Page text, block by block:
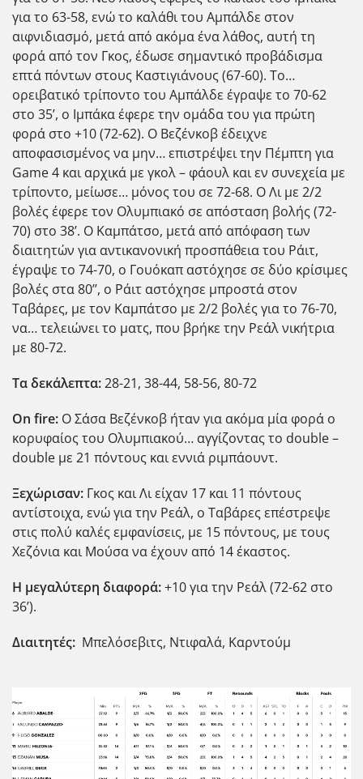
για το 63-58, ενώ το καλάθι του Αμπάλδε στον
αιφνιδιασμό, μετά από ακόμα ένα λάθος, αυτή τη
φορά από τον Γκος, έδωσε σημαντικό προβάδισμα
επτά πόντων στους Καστιγιάνους (67-60). Το…
ορειβατικό τρίποντο του Αμπάλδε έγραψε το 70-62
στο 35’, ο Ιμπάκα έφερε την ομάδα του για πρώτη
φορά στο +10 (72-62). Ο Βεζένκοβ έδειχνε
αποφασισμένος να μην… επιστρέψει την Πέμπτη για
Game 4 και αρχικά με γκολ – φάουλ και εν συνεχεία με
τρίποντο, μείωσε… μόνος του σε 72-68. Ο Λι με 2/2
βολές έφερε τον Ολυμπιακό σε απόσταση βολής (72-
70) στο 38’. Ο Καμπάτσο, μετά από απόφαση των
διαιτητών για αντικανονική προσπάθεια του Ράιτ,
έγραψε το 74-70, ο Γουόκαπ αστόχησε σε δύο κρίσιμες
βολές στα 80’’, ο Ράιτ αστόχησε μπροστά στον
Ταβάρες, με τον Καμπάτσο με 2/2 βολές για το 76-70,
να… τελειώνει το ματς, που βρήκε την Ρεάλ νικήτρια
με 80-72.
Τα δεκάλεπτα:28-21, 38-44, 58-56, 80-72
Οn fire: Ο Σάσα Βεζένκοβ ήταν για ακόμα μία φορά ο
κορυφαίος του Ολυμπιακού… αγγίζοντας το double –
double με 21 πόντους και εννιά ριμπάουντ.
Ξεχώρισαν: Γκος και Λι είχαν 17 και 11 πόντους
αντίστοιχα, ενώ για την Ρεάλ, ο Ταβάρες επέστρεψε
στις πολύ καλές εμφανίσεις, με 15 πόντους, με τους
Χεζόνια και Μούσα να έχουν από 14 έκαστος.
Η μεγαλύτερη διαφορά:+10 για την Ρεάλ (72-62 στο
36’).
Διαιτητές: Μπελόσεβιτς, Ντιφαλά, Καρντούμ